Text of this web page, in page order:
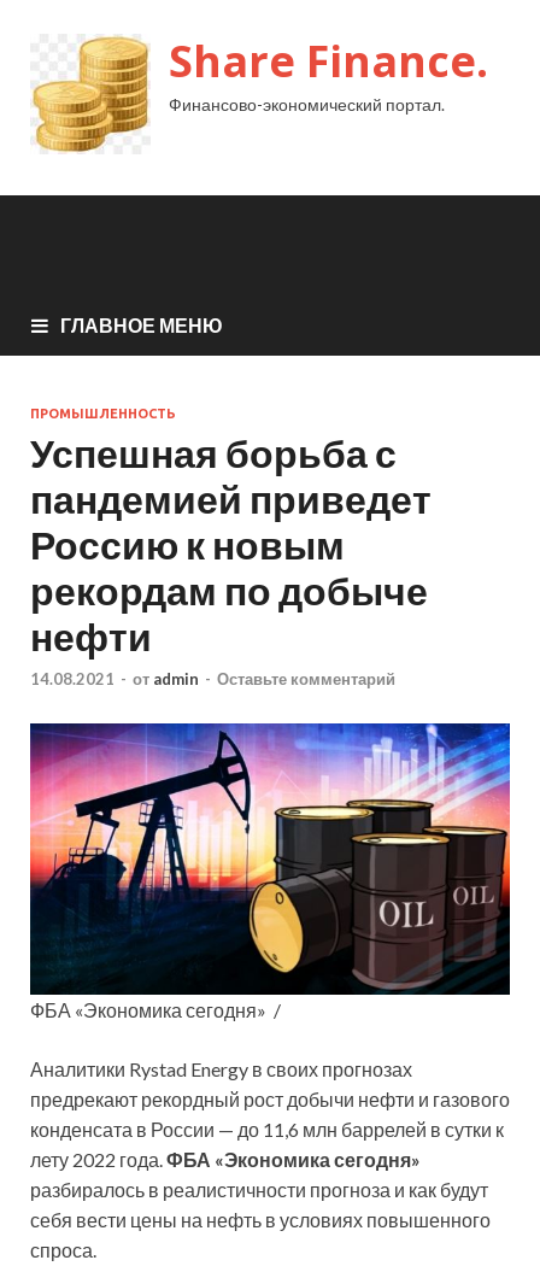
Share Finance.
Финансово-экономический портал.
ГЛАВНОЕ МЕНЮ
ПРОМЫШЛЕННОСТЬ
Успешная борьба с
пандемией приведет
Россию к новым
рекордам по добыче
нефти
14.08.2021 - от admin - Оставьте комментарий
ФБА «Экономика сегодня» /
Аналитики Rystad Energy в своих прогнозах
предрекают рекордный рост добычи нефти и газового
конденсата в России — до 11,6 млн баррелей в сутки к
лету 2022 года. ФБА «Экономика сегодня»
разбиралось в реалистичности прогноза и как будут
себя вести цены на нефть в условиях повышенного
спроса.